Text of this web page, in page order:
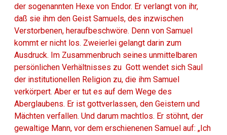
der sogenannten Hexe von Endor. Er verlangt von ihr,
daß sie ihm den Geist Samuels, des inzwischen
Verstorbenen, heraufbeschwöre. Denn von Samuel
kommt er nicht los. Zweierlei gelangt darin zum
Ausdruck. Im Zusammenbruch seines unmittelbaren
persönlichen Verhältnisses zu Gott wendet sich Saul
der institutionellen Religion zu, die ihm Samuel
verkörpert. Aber er tut es auf dem Wege des
Aberglaubens. Er ist gottverlassen, den Geistern und
Mächten verfallen. Und darum machtlos. Er stöhnt, der
gewaltige Mann, vor dem erschienenen Samuel auf: „Ich